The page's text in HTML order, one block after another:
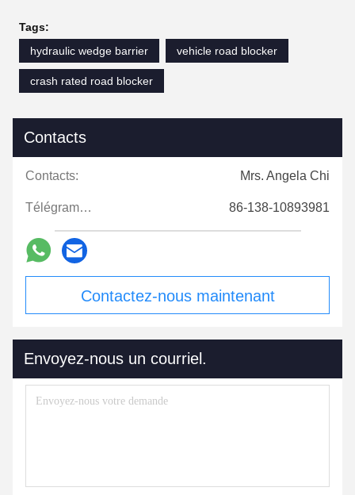
Tags:
hydraulic wedge barrier
vehicle road blocker
crash rated road blocker
Contacts
Contacts: Mrs. Angela Chi
Télégramme: 86-138-10893981
Contactez-nous maintenant
Envoyez-nous un courriel.